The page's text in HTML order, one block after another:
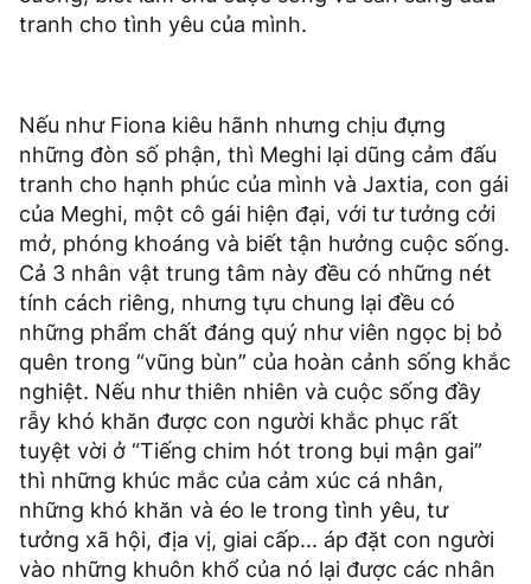
tranh cho tình yêu của mình.
Nếu như Fiona kiêu hãnh nhưng chịu đựng
những đòn số phận, thì Meghi lại dũng cảm đấu
tranh cho hạnh phúc của mình và Jaxtia, con gái
của Meghi, một cô gái hiện đại, với tư tưởng cởi
mở, phóng khoáng và biết tận hưởng cuộc sống.
Cả 3 nhân vật trung tâm này đều có những nét
tính cách riêng, nhưng tựu chung lại đều có
những phẩm chất đáng quý như viên ngọc bị bỏ
quên trong “vũng bùn” của hoàn cảnh sống khắc
nghiệt. Nếu như thiên nhiên và cuộc sống đầy
rẫy khó khăn được con người khắc phục rất
tuyệt vời ở “Tiếng chim hót trong bụi mận gai”
thì những khúc mắc của cảm xúc cá nhân,
những khó khăn và éo le trong tình yêu, tư
tưởng xã hội, địa vị, giai cấp... áp đặt con người
vào những khuôn khổ của nó lại được các nhân